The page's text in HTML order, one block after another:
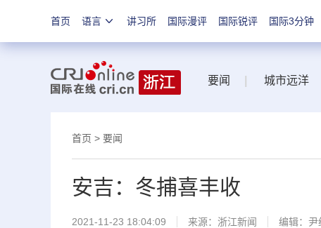
首页 语言 讲习所 国际漫评 国际锐评 国际3分钟
要闻 城市远洋
首页 > 要闻
安吉：冬捕喜丰收
2021-11-23 18:04:09 来源： 浙江新闻 编辑：尹